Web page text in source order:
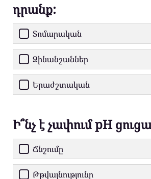
դրանք:
Տոմարական
Զինանշաններ
Երաժշտական
Ի՞նչ է չափում pH
Ճնշումը
Թթվայնությունը